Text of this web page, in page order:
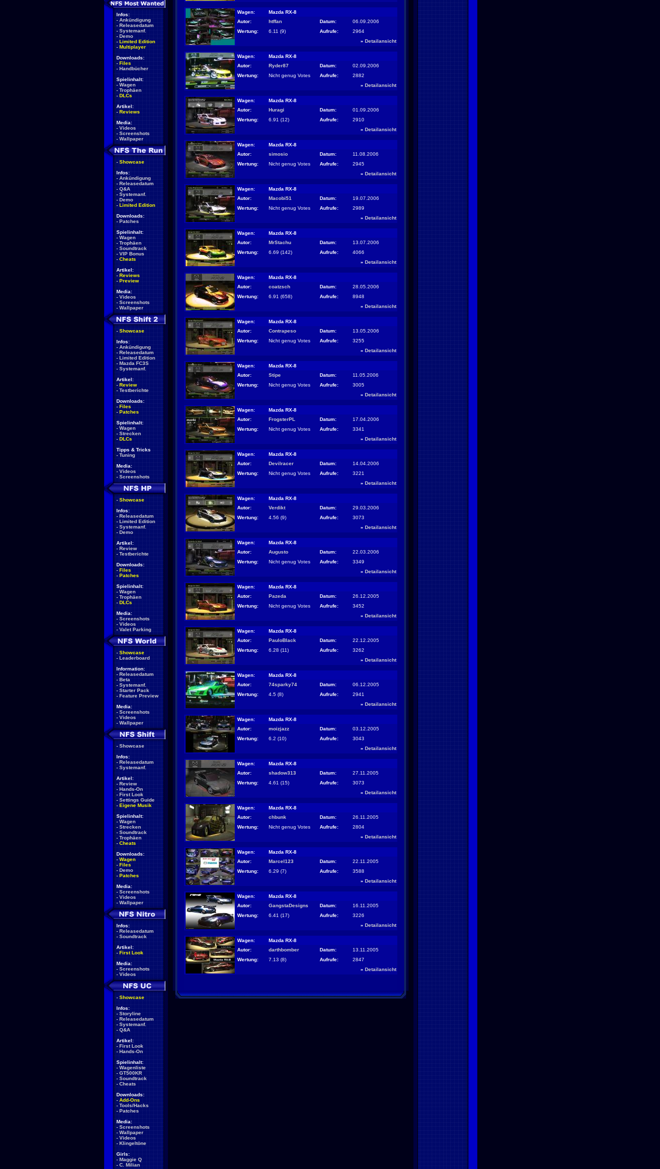
Infos:
- Ankündigung
- Releasedatum
- Systemanf.
- Demo
- Limited Edition
- Multiplayer
Downloads:
- Files
- Handbücher
Spielinhalt:
- Wagen
- Trophäen
- DLCs
Artikel:
- Reviews
Media:
- Videos
- Screenshots
- Wallpaper
- Showcase
Infos:
- Ankündigung
- Releasedatum
- Q&A
- Systemanf.
- Demo
- Limited Edition
Downloads:
- Patches
Spielinhalt:
- Wagen
- Trophäen
- Soundtrack
- VIP Bonus
- Cheats
Artikel:
- Reviews
- Preview
Media:
- Videos
- Screenshots
- Wallpaper
- Showcase
Infos:
- Ankündigung
- Releasedatum
- Limited Edition
- Mazda FC3S
- Systemanf.
Artikel:
- Review
- Testberichte
Downloads:
- Files
- Patches
Spielinhalt:
- Wagen
- Strecken
- DLCs
Tipps & Tricks
- Tuning
Media:
- Videos
- Screenshots
- Showcase
Infos:
- Releasedatum
- Limited Edition
- Systemanf.
- Demo
Artikel:
- Review
- Testberichte
Downloads:
- Files
- Patches
Spielinhalt:
- Wagen
- Trophäen
- DLCs
Media:
- Screenshots
- Videos
- Valet Parking
- Showcase
- Leaderboard
Information:
- Releasedatum
- Beta
- Systemanf.
- Starter Pack
- Feature Preview
Media:
- Screenshots
- Videos
- Wallpaper
- Showcase
Infos:
- Releasedatum
- Systemanf.
Artikel:
- Review
- Hands-On
- First Look
- Settings Guide
- Eigene Musik
Spielinhalt:
- Wagen
- Strecken
- Soundtrack
- Trophäen
- Cheats
Downloads:
- Wagen
- Files
- Demo
- Patches
Media:
- Screenshots
- Videos
- Wallpaper
Infos:
- Releasedatum
- Soundtrack
Artikel:
- First Look
Media:
- Screenshots
- Videos
- Showcase
Infos:
- Storyline
- Releasedatum
- Systemanf.
- Q&A
Artikel:
- First Look
- Hands-On
Spielinhalt:
- Wagenliste
- GT500KR
- Soundtrack
- Cheats
Downloads:
- Add-Ons
- Tools/Hacks
- Patches
Media:
- Screenshots
- Wallpaper
- Videos
- Klingeltöne
Girls:
- Maggie Q
- C. Milian
Wagen:
Mazda RX-8
Autor:
htffan Datum:
06.09.2006
Wertung:
6.11 (9) Aufrufe:
2964
» Detailansicht
Wagen:
Mazda RX-8
Autor:
Ryder87 Datum:
02.09.2006
Wertung:
Nicht genug Votes Aufrufe:
2882
» Detailansicht
Wagen:
Mazda RX-8
Autor:
Huragi Datum:
01.09.2006
Wertung:
6.91 (12) Aufrufe:
2910
» Detailansicht
Wagen:
Mazda RX-8
Autor:
simosio Datum:
11.08.2006
Wertung:
Nicht genug Votes Aufrufe:
2945
» Detailansicht
Wagen:
Mazda RX-8
Autor:
Macobi51 Datum:
19.07.2006
Wertung:
Nicht genug Votes Aufrufe:
2989
» Detailansicht
Wagen:
Mazda RX-8
Autor:
MrStachu Datum:
13.07.2006
Wertung:
6.69 (142) Aufrufe:
4066
» Detailansicht
Wagen:
Mazda RX-8
Autor:
coatzsch Datum:
28.05.2006
Wertung:
6.91 (658) Aufrufe:
8948
» Detailansicht
Wagen:
Mazda RX-8
Autor:
Contrapeso Datum:
13.05.2006
Wertung:
Nicht genug Votes Aufrufe:
3255
» Detailansicht
Wagen:
Mazda RX-8
Autor:
Stipe Datum:
11.05.2006
Wertung:
Nicht genug Votes Aufrufe:
3005
» Detailansicht
Wagen:
Mazda RX-8
Autor:
FrogsterPL Datum:
17.04.2006
Wertung:
Nicht genug Votes Aufrufe:
3341
» Detailansicht
Wagen:
Mazda RX-8
Autor:
Devilracer Datum:
14.04.2006
Wertung:
Nicht genug Votes Aufrufe:
3221
» Detailansicht
Wagen:
Mazda RX-8
Autor:
Verdikt Datum:
29.03.2006
Wertung:
4.56 (9) Aufrufe:
3073
» Detailansicht
Wagen:
Mazda RX-8
Autor:
Augusto Datum:
22.03.2006
Wertung:
Nicht genug Votes Aufrufe:
3349
» Detailansicht
Wagen:
Mazda RX-8
Autor:
Pazeda Datum:
26.12.2005
Wertung:
Nicht genug Votes Aufrufe:
3452
» Detailansicht
Wagen:
Mazda RX-8
Autor:
PauloBlack Datum:
22.12.2005
Wertung:
6.28 (11) Aufrufe:
3262
» Detailansicht
Wagen:
Mazda RX-8
Autor:
74sparky74 Datum:
06.12.2005
Wertung:
4.5 (8) Aufrufe:
2941
» Detailansicht
Wagen:
Mazda RX-8
Autor:
moizjazz Datum:
03.12.2005
Wertung:
6.2 (10) Aufrufe:
3043
» Detailansicht
Wagen:
Mazda RX-8
Autor:
shadow313 Datum:
27.11.2005
Wertung:
4.61 (15) Aufrufe:
3073
» Detailansicht
Wagen:
Mazda RX-8
Autor:
chbunk Datum:
26.11.2005
Wertung:
Nicht genug Votes Aufrufe:
2804
» Detailansicht
Wagen:
Mazda RX-8
Autor:
Marcel123 Datum:
22.11.2005
Wertung:
6.29 (7) Aufrufe:
3588
» Detailansicht
Wagen:
Mazda RX-8
Autor:
GangstaDesigns Datum:
16.11.2005
Wertung:
6.41 (17) Aufrufe:
3226
» Detailansicht
Wagen:
Mazda RX-8
Autor:
darthbomber Datum:
13.11.2005
Wertung:
7.13 (8) Aufrufe:
2847
» Detailansicht